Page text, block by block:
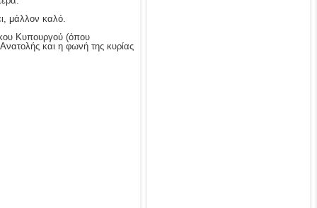
μάλλον καλό.
Κυπουργού (όπου
και η φωνή της κυρίας